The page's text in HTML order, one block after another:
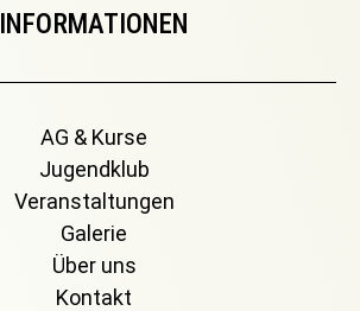
INFORMATIONEN
AG & Kurse
Jugendklub
Veranstaltungen
Galerie
Über uns
Kontakt